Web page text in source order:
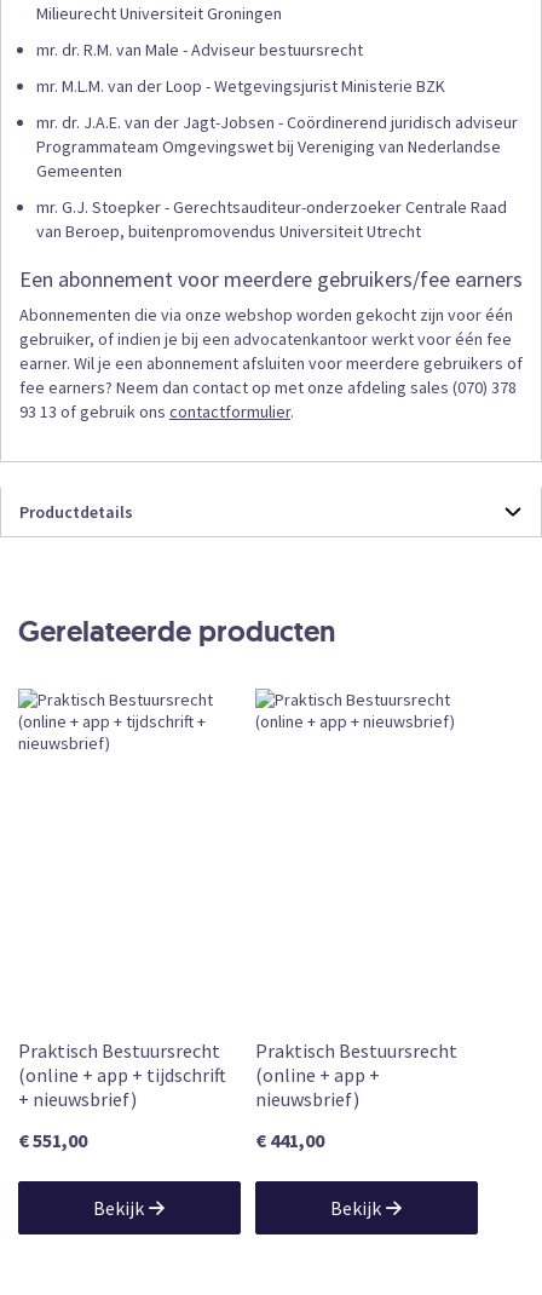
Milieurecht Universiteit Groningen
mr. dr. R.M. van Male - Adviseur bestuursrecht
mr. M.L.M. van der Loop - Wetgevingsjurist Ministerie BZK
mr. dr. J.A.E. van der Jagt-Jobsen - Coördinerend juridisch adviseur
Programmateam Omgevingswet bij Vereniging van Nederlandse
Gemeenten
mr. G.J. Stoepker - Gerechtsauditeur-onderzoeker Centrale Raad
van Beroep, buitenpromovendus Universiteit Utrecht
Een abonnement voor meerdere gebruikers/fee earners
Abonnementen die via onze webshop worden gekocht zijn voor één
gebruiker, of indien je bij een advocatenkantoor werkt voor één fee
earner. Wil je een abonnement afsluiten voor meerdere gebruikers of
fee earners? Neem dan contact op met onze afdeling sales (070) 378
93 13 of gebruik ons contactformulier.
Productdetails
Abonnement
Subscription
Leverbaar
Gerelateerde producten
Praktisch Bestuursrecht
(online + app + tijdschrift
+ nieuwsbrief)
€ 551,00
Bekijk
Praktisch Bestuursrecht
(online + app +
nieuwsbrief)
€ 441,00
Bekijk